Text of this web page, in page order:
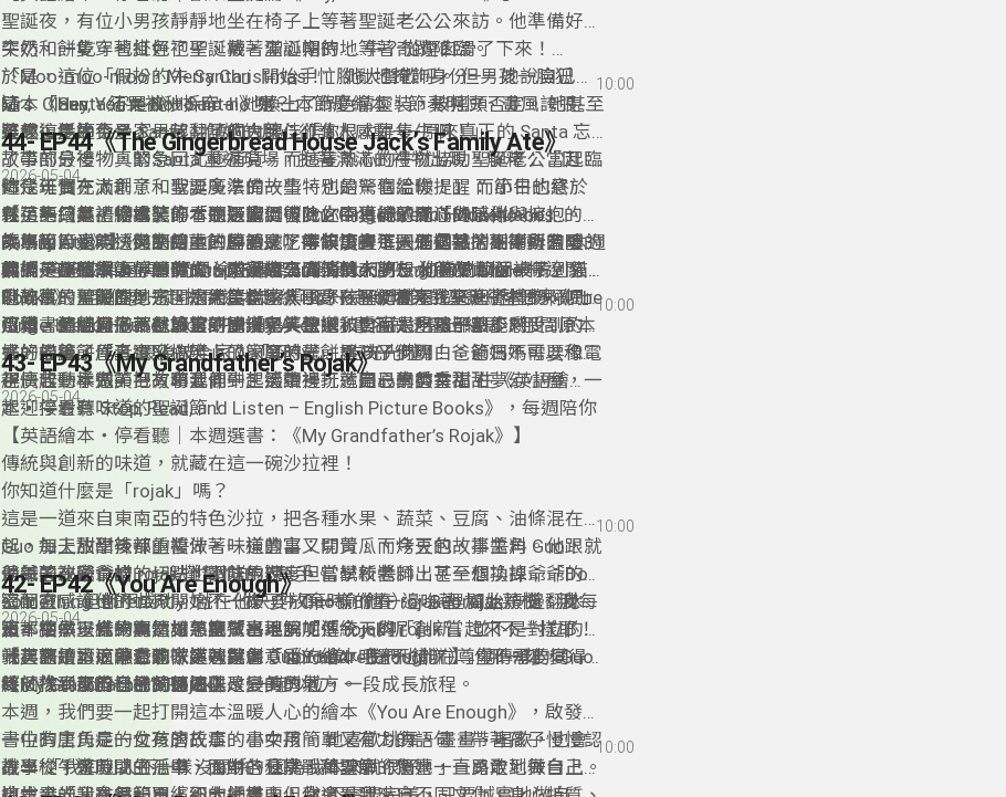
聖誕夜，有位小男孩靜靜地坐在椅子上等著聖誕老公公來訪。他準備好了
牛奶和餅乾，也掛好了聖誕襪，滿心期待地等著奇蹟降臨。
突然，一隻穿著紅色袍子、戴著聖誕帽的……牛？從煙囪滑了下來！
「Moo-moo-moo，Merry Christmas！」她大聲歡呼。 但男孩一臉狐
疑：「Santa 不是說 Ho-ho-ho 嗎？」
於是，這位「假扮的牛 Santa」開始手忙腳亂地掩飾身份—— 她說自己是
Mrs. Claus，結果被秒拆穿。 她換上了綠色精靈裝，被搖頭否定。 她甚至
裝成復活節兔子，男孩翻了個白眼：「你根本是隻牛啊！」
這本《Hey, You’re Not Santa!》是一本節慶繪本，節奏明快、畫風誇張又
逗趣，是適合全家一起共讀的大笑佳作！
雖然這隻牛不是 Santa，但她的用心卻讓人感動——原來真正的 Santa 忘
了帶部分禮物，緊急回北極補貨，而這隻熱心的牛就協助聖誕老公當起臨
時代班員！
故事的最後，真的Santa 重返現場，抱著滿滿的禮物出現，解釋：「因為
你今年實在太乖了，我要多準備一些特別的驚喜給你！」 而小牛也終於
鬆了一口氣，從搞笑的「牛版聖誕冒險」中獲得了滿滿的感謝與擁抱。
這是一個充滿創意和聖誕魔法的故事，也是一個溫暖提醒： 節日的意
義，不只是禮物或裝飾，而是我們彼此之間真誠的關心與陪伴。
在這集《英語繪本・停看聽》節目中，你不只能聽見「Moo-ho-ho」的爆
笑場面，還能透過節目中的導讀，了解故事裡每一個幽默的細節與溫暖的
轉折。
本集節目也為《英語繪本・停看聽》本年度畫下圓滿句點。謝謝所有陪伴
我們一起聽故事、學英文、感受故事魔法的大朋友小朋友！
無論是哪個季節，願你的心中永遠充滿笑聲，夢想大得像北極一樣遼闊。
10:00
44- EP44《The Gingerbread House Jack’s Family Ate》
2026-05-04
【英語繪本・停看聽｜本週選書：《The Gingerbread House Jack’s
Family Ate》】 你家的薑餅屋，是吃得快快的？還是擺著捨不得動？ 本週
的《英語繪本・停看聽 Stop, Read, and Listen – English Picture
Books》，我們要一起打開這本超級可愛、超級爆笑的聖誕繪本——《The
Gingerbread House Jack’s Family Ate》！ 書名就透露出結局：那間原本
好好的薑餅屋……最後被全家人「不小心」吃光光啦！
故事用節奏明快又朗朗上口的韻文，帶領讀者進入一個熱鬧到不行的聖誕
夜。 爸爸咬掉屋頂、奶奶偷吃糖果、爺爺大打呼、狗狗偷偷舔桌子、貓
咪亂竄、聖誕樹倒了、水果蛋糕燒焦了、孩子們滿屋追逐——整個家亂七
八糟，但也滿滿都是節日的快樂與笑聲。
然後，在夜深人靜的時候，聖誕老公公悄悄來訪。 他看到那個被啃到只
剩碎片的薑餅屋，還開懷大笑說：「Ho-Ho-Ho! 看來我來晚了一步啊！」
沒錯，這間屋子不但沒等到聖誕老人，還被自家人吃得一點不剩！
但故事最溫暖的地方，是結尾全家人團聚在聖誕樹下，一起拆禮物、喝熱
可可、互相擁抱。就算薑餅屋沒了，快樂和愛可是一點都不少。
這本書的魅力，就在於它不講「完美聖誕」，而是用孩子最能感受到的方
式，描繪了「真實又搞笑」的家庭時光。讓孩子們明白：節日不需要像電
視廣告一樣完美 —有時混亂中、笑聲裡，就是最真的幸福。
書的最後，作者還貼心附上了簡單的薑餅屋 DIY 步驟！爸爸媽媽可以和孩
子一起動手做，把故事延伸到生活中，打造自己的香香甜甜夢幻小屋，一
起迎接最有味道的聖誕節！
趕快收聽本週節目，和我們一起邊讀邊玩，開心學英文！ 在《英語繪
本・停看聽 Stop, Read, and Listen – English Picture Books》，每週陪你
輕鬆讀繪本，感受故事的魅力與節慶的溫度！
10:00
43- EP43《My Grandfather’s Rojak》
2026-05-04
【英語繪本・停看聽｜本週選書：《My Grandfather’s Rojak》】
傳統與創新的味道，就藏在這一碗沙拉裡！
你知道什麼是「rojak」嗎？
這是一道來自東南亞的特色沙拉，把各種水果、蔬菜、豆腐、油條混在一
起，加上甜甜辣辣的醬汁，味道豐富又開胃。而今天的故事主角 Guo，就
是每天在爺爺的 rojak 攤幫忙的小幫手。
Guo 每天放學後都重複做著一樣的事：切黃瓜、烤豆包、拌醬料。他跟著
爺爺的祕密食譜，一點也不能馬虎。但當學校老師出了一個功課：「Do
something differently！」（做一件不一樣的事），Guo 開始煩惱：我每
天都在做一樣的事情，怎麼做出不同呢？
他試著改變食材的切法、調味的辣度、嘗試新醬料，甚至想換掉爺爺的秘
密配方……但都不成功。就在他快要放棄時，他一邊吃著 rojak 一邊翻冰
箱，突然靈光一閃：如果把「水果」加進 rojak 呢？
這個靈感讓他的世界開始不一樣了。Guo 偷偷在 rojak 裡加上荔枝、波羅
蜜、柚子，結果竟然讓熟客驚喜地說：「今天的 rojak 嘗起來不一樣耶！
我喜歡！」而爺爺也微笑著說：「Not bad.（還不錯嘛）」那一刻，Guo
終於找到了自己的獨特風味。
這本繪本以食物為題材，讓孩子理解「傳統」與「創新」並不是對立的兩
端，而是可以融合的味道。就像 Guo 一樣，我們也能在尊重傳承的同
時，找到屬於自己的想法與改變的勇氣。
一起來讀讀這本充滿家庭味與創意香的繪本吧——
《My Grandfather’s Rojak》：一碗沙拉，一段成長旅程。
10:00
42- EP42《You Are Enough》
2026-05-04
【英語繪本・停看聽｜本週選書：《You Are Enough》】 你不需要變得一
樣，你本來的樣子就很好~
每個孩子都不一樣，而這正是最美的地方。
本週，我們要一起打開這本溫暖人心的繪本《You Are Enough》，啟發自
一位有唐氏症的女孩的故事。書中用簡單又有力的語句，帶著孩子慢慢認
識： 「我和別人不一樣沒關係，因為我本來就很好。」
書中的主角是一位有唐氏症的小女孩。 她喜歡跳舞、畫畫、唱歌，也會
在學校、遊戲或生活中，面對各種挑戰和誤解。但她一直勇敢地做自己。
故事從午餐時間的孤單、雨中的分享、萬聖節的驚喜，一路走到舞台上的
10:00